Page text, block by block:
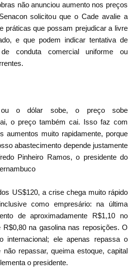
não anunciou aumento nos preços
solicitou que o Cade avalie a
práticas que possam prejudicar a livre
e que podem indicar tentativa de
conduta comercial uniforme ou
o dólar sobe, o preço sobe
o preço também cai. Isso faz com
aumentos muito rapidamente, porque
abastecimento depende justamente
Pinheiro Ramos, o presidente do
US$120, a crise chega muito rápido
como empresário: na última
de aproximadamente R$1,10 no
na gasolina nas reposições. O
internacional; ele apenas repassa o
repassar, queima estoque, capital
o presidente.